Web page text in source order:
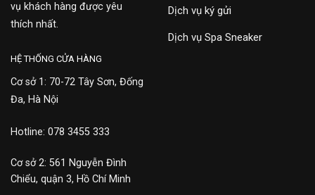
vụ khách hàng được yêu
thích nhất.
Dịch vụ ký gửi
Dịch vụ Spa Sneaker
HỆ THỐNG CỬA HÀNG
Cơ sở 1: 70-72 Tây Sơn, Đống
Đa, Hà Nội
Hotline: 078 3455 333
Cơ sở 2: 561 Nguyễn Đình
Chiểu, quận 3, Hồ Chí Minh